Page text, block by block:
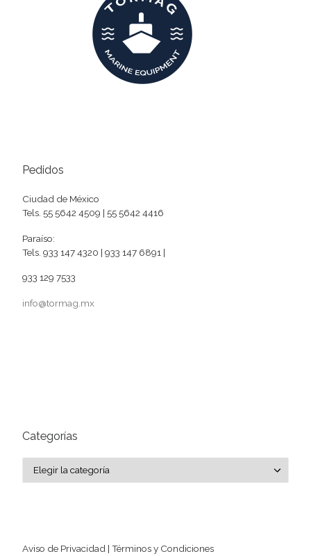
Pedidos
Ciudad de México
Tels. 55 5642 4509 | 55 5642 4416
Paraíso:
Tels. 933 147 4320 | 933 147 6891 |
933 129 7533
info@tormag.mx
Categorías
Aviso de Privacidad | Términos y Condiciones